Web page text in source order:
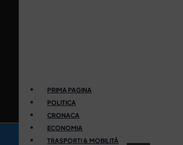
PRIMA PAGINA
POLITICA
CRONACA
ECONOMIA
TRASPORTI & MOBILITÀ